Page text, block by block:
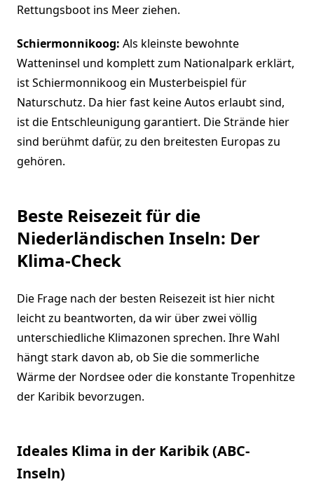
Rettungsboot ins Meer ziehen.
Schiermonnikoog: Als kleinste bewohnte
Watteninsel und komplett zum Nationalpark erklärt,
ist Schiermonnikoog ein Musterbeispiel für
Naturschutz. Da hier fast keine Autos erlaubt sind,
ist die Entschleunigung garantiert. Die Strände hier
sind berühmt dafür, zu den breitesten Europas zu
gehören.
Beste Reisezeit für die
Niederländischen Inseln: Der
Klima-Check
Die Frage nach der besten Reisezeit ist hier nicht
leicht zu beantworten, da wir über zwei völlig
unterschiedliche Klimazonen sprechen. Ihre Wahl
hängt stark davon ab, ob Sie die sommerliche
Wärme der Nordsee oder die konstante Tropenhitze
der Karibik bevorzugen.
Ideales Klima in der Karibik (ABC-
Inseln)